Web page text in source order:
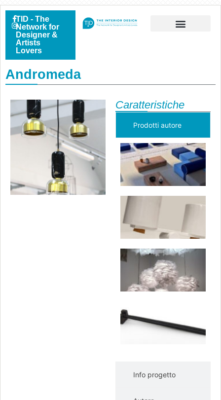
TID - The
Network for
Designer &
Artists
Lovers
Andromeda
Caratteristiche
Prodotti autore
Info progetto